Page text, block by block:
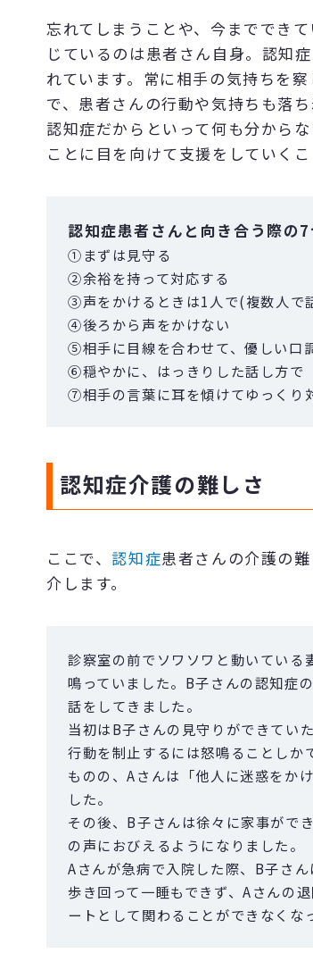
忘れてしまうことや、今まででき
じているのは患者さん自身。認知
れています。常に相手の気持ちを
で、患者さんの行動や気持ちも落ち
認知症だからといって何も分から
ことに目を向けて支援をしていくこ
認知症患者さんと向き合う際の
①まずは見守る
②余裕を持って対応する
③声をかけるときは1人で(複数人で
④後ろから声をかけない
⑤相手に目線を合わせて、優しい口
⑥穏やかに、はっきりした話し方で
⑦相手の言葉に耳を傾けてゆっくり
認知症介護の難しさ
ここで、認知症患者さんの介護の
介します。
診察室の前でソワソワと動いている
鳴っていました。B子さんの認知症
話をしてきました。
当初はB子さんの見守りができてい
行動を制止するには怒鳴ることしか
ものの、Aさんは「他人に迷惑をか
した。
その後、B子さんは徐々に家事がで
の声におびえるようになりました。
Aさんが急病で入院した際、B子さ
歩き回って一睡もできず、Aさんの
ートとして関わることができなくな